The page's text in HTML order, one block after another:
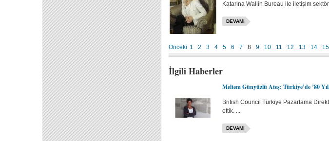
Katarina Wallin Bureau ile iletişim
DEVAMI
Önceki 1 2 3 4 5 6 7 8 9 10 11 12 13 14 15
İlgili Haberler
Meltem Günyüzlü Ateş: Türkiye’de ’80
British Council Türkiye Pazarlama
ettik. ...
DEVAMI